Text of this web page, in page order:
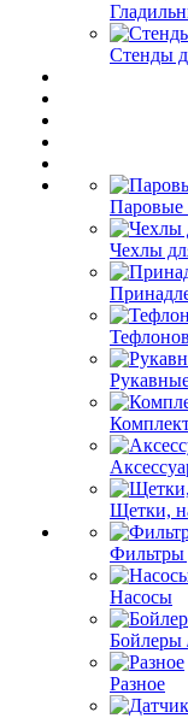
Стенды
Паровые
Чехлы
Щетки,
Фильтры
Насосы
Бойлеры
Разное